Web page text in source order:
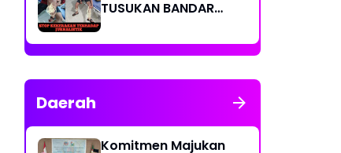
TUSUKAN BANDAR
SULTENG, BOBI IRAWAN
DAN JHON PIMPINAN
Daerah
Komitmen Majukan